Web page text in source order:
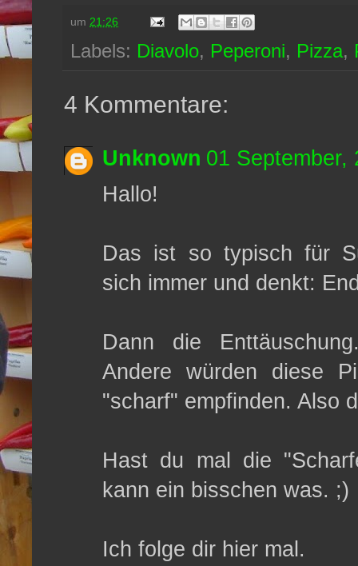
um 21:26
Labels: Diavolo, Peperoni, Pizza,
4 Kommentare:
Unknown 01 September,
Hallo!
Das ist so typisch für
sich immer und denkt:
Dann die
Andere würden diese
"scharf" empfinden. Also
Hast du mal die
kann ein bisschen was. ;)
Ich folge dir hier mal.